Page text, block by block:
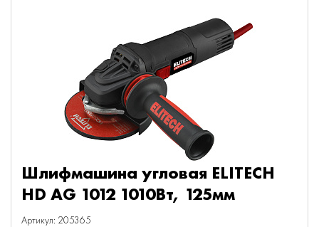
Шлифмашина угловая ELITECH
HD AG 1012 1010Вт, 125мм
Артикул: 205365